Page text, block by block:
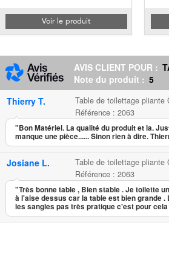
Voir le produit
AVIS CLIENT POUR :
Note du produit : 5
Thierry T.
Table de toilettage pliante
Référence : 2063
"Bon Matériel. La qualité du produit et la.
manque une pièce...... Sinon rien à dire.
Josiane L.
Table de toilettage pliante
Référence : 2063
"Très bonne table , Bien stable . Je toilette
à l'aise dessus car la table est bien grande
les sangles pas très pratique c'est pour